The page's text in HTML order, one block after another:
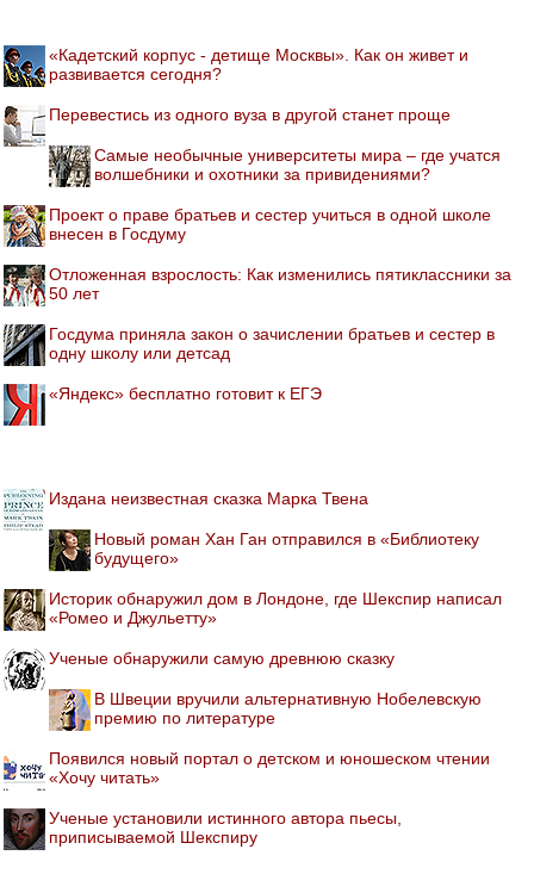
«Кадетский корпус - детище Москвы». Как он живет и
развивается сегодня?
Перевестись из одного вуза в другой станет проще
Самые необычные университеты мира – где учатся
волшебники и охотники за привидениями?
Проект о праве братьев и сестер учиться в одной школе
внесен в Госдуму
Отложенная взрослость: Как изменились пятиклассники за
50 лет
Госдума приняла закон о зачислении братьев и сестер в
одну школу или детсад
«Яндекс» бесплатно готовит к ЕГЭ
Издана неизвестная сказка Марка Твена
Новый роман Хан Ган отправился в «Библиотеку
будущего»
Историк обнаружил дом в Лондоне, где Шекспир написал
«Ромео и Джульетту»
Ученые обнаружили самую древнюю сказку
В Швеции вручили альтернативную Нобелевскую
премию по литературе
Появился новый портал о детском и юношеском чтении
«Хочу читать»
Ученые установили истинного автора пьесы,
приписываемой Шекспиру